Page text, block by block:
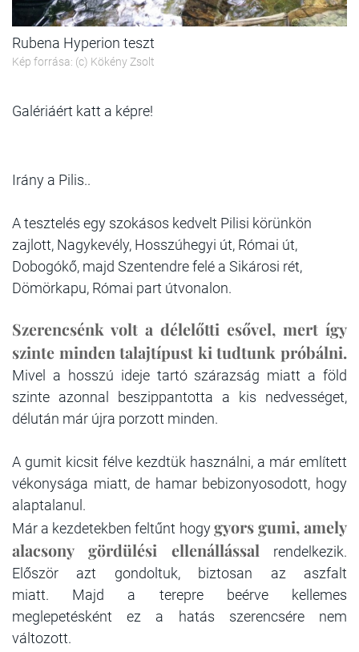
Rubena Hyperion teszt
Kép forrása: (c) Kökény Zsolt
Galériáért katt a képre!
Irány a Pilis..
A tesztelés egy szokásos kedvelt Pilisi körünkön
zajlott, Nagykevély, Hosszúhegyi út, Római út,
Dobogókő, majd Szentendre felé a Sikárosi rét,
Dömörkapu, Római part útvonalon.
Szerencsénk volt a délelőtti esővel, mert így
szinte minden talajtípust ki tudtunk próbálni.
Mivel a hosszú ideje tartó szárazság miatt a föld
szinte azonnal beszippantotta a kis nedvességet,
délután már újra porzott minden.
A gumit kicsit félve kezdtük használni, a már említett
vékonysága miatt, de hamar bebizonyosodott, hogy
alaptalanul.
Már a kezdetekben feltűnt hogygyors gumi, amely
alacsony gördülési ellenállással rendelkezik.
Először azt gondoltuk, biztosan az aszfalt
miatt. Majd a terepre beérve kellemes
meglepetéskéntez a hatás szerencsére nem
változott.